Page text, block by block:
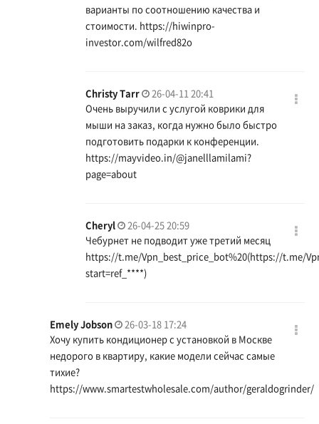
варианты по соотношению качества и
стоимости. https://hiwinpro-
investor.com/wilfred82o
Christy Tarr
26-04-11 20:41
Очень выручили с услугой коврики для
мыши на заказ, когда нужно было быстро
подготовить подарки к конференции.
https://mayvideo.in/@janelllamilami?
page=about
Cheryl
26-04-25 20:59
Чебурнет не подводит уже третий месяц
https://t.me/Vpn_best_price_bot%20(https://t.me/
start=ref_ ****)
Emely Jobson
26-03-18 17:24
Хочу купить кондиционер с установкой в Москве
недорого в квартиру, какие модели сейчас самые
тихие?
https://www.smartestwholesale.com/author/geraldogrinder/